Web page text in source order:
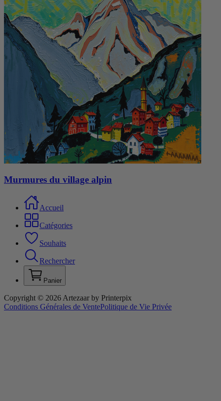
Murmures du village alpin
Accueil
Catégories
Souhaits
Rechercher
Panier
Copyright © 2026 Artezaar by Printerpix
Conditions Générales de VentePolitique de Vie Privée